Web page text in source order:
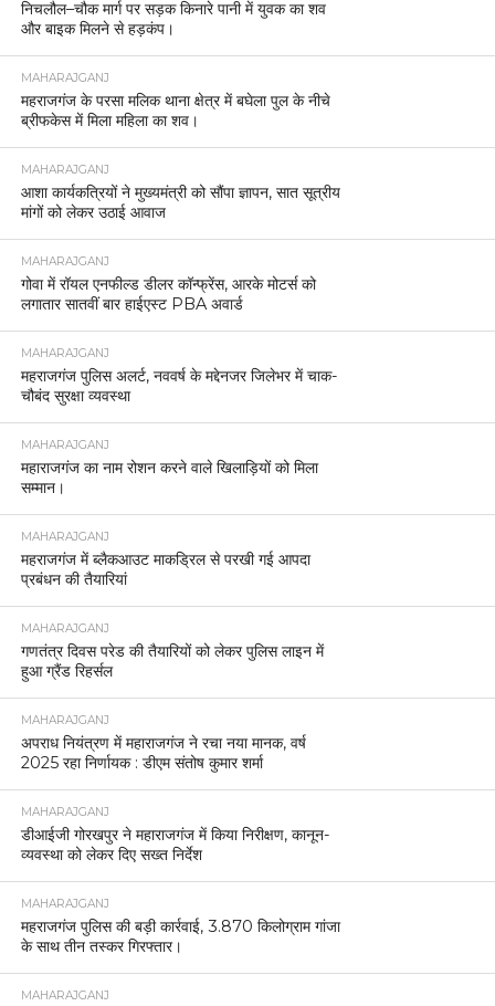
निचलौल–चौक मार्ग पर सड़क किनारे पानी में युवक का शव
और बाइक मिलने से हड़कंप।
MAHARAJGANJ
महराजगंज के परसा मलिक थाना क्षेत्र में बघेला पुल के नीचे
ब्रीफकेस में मिला महिला का शव।
MAHARAJGANJ
आशा कार्यकत्रियों ने मुख्यमंत्री को सौंपा ज्ञापन, सात सूत्रीय
मांगों को लेकर उठाई आवाज
MAHARAJGANJ
गोवा में रॉयल एनफील्ड डीलर कॉन्फ्रेंस, आरके मोटर्स को
लगातार सातवीं बार हाईएस्ट PBA अवार्ड
MAHARAJGANJ
महराजगंज पुलिस अलर्ट, नववर्ष के मद्देनजर जिलेभर में चाक-
चौबंद सुरक्षा व्यवस्था
MAHARAJGANJ
महाराजगंज का नाम रोशन करने वाले खिलाड़ियों को मिला
सम्मान।
MAHARAJGANJ
महराजगंज में ब्लैकआउट माकड्रिल से परखी गई आपदा
प्रबंधन की तैयारियां
MAHARAJGANJ
गणतंत्र दिवस परेड की तैयारियों को लेकर पुलिस लाइन में
हुआ ग्रैंड रिहर्सल
MAHARAJGANJ
अपराध नियंत्रण में महाराजगंज ने रचा नया मानक, वर्ष
2025 रहा निर्णायक : डीएम संतोष कुमार शर्मा
MAHARAJGANJ
डीआईजी गोरखपुर ने महाराजगंज में किया निरीक्षण, कानून-
व्यवस्था को लेकर दिए सख्त निर्देश
MAHARAJGANJ
महराजगंज पुलिस की बड़ी कार्रवाई, 3.870 किलोग्राम गांजा
के साथ तीन तस्कर गिरफ्तार।
MAHARAJGANJ